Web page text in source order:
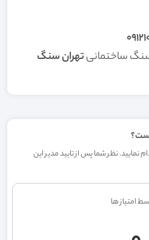
ساختمانیتهران سنگ
نمایید. نظر شما پس از تایید مدیر این
امتیاز ها